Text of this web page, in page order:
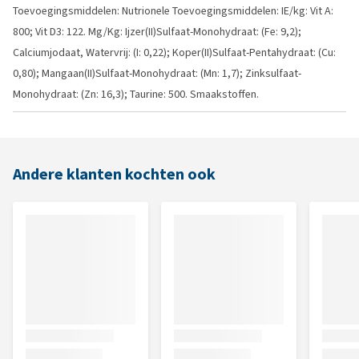
Toevoegingsmiddelen: Nutrionele Toevoegingsmiddelen: IE/kg: Vit A:
800; Vit D3: 122. Mg/Kg: Ijzer(II)Sulfaat-Monohydraat: (Fe: 9,2);
Calciumjodaat, Watervrij: (I: 0,22); Koper(II)Sulfaat-Pentahydraat: (Cu:
0,80); Mangaan(II)Sulfaat-Monohydraat: (Mn: 1,7); Zinksulfaat-
Monohydraat: (Zn: 16,3); Taurine: 500. Smaakstoffen.
Andere klanten kochten ook